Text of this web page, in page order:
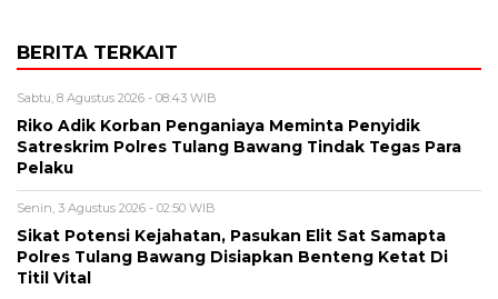
BERITA TERKAIT
Sabtu, 8 Agustus 2026 - 08:43 WIB
Riko Adik Korban Penganiaya Meminta Penyidik
Satreskrim Polres Tulang Bawang Tindak Tegas Para
Pelaku
Senin, 3 Agustus 2026 - 02:50 WIB
Sikat Potensi Kejahatan, Pasukan Elit Sat Samapta
Polres Tulang Bawang Disiapkan Benteng Ketat Di
Titil Vital